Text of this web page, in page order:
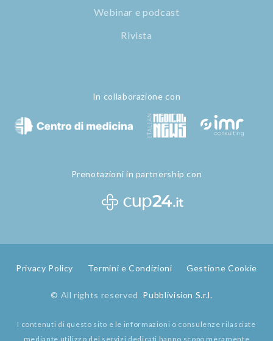
Webinar e podcast
Rivista
In collaborazione con
Prenotazioni in partnership con
Privacy Policy Termini e Condizioni Gestione Cookie
© All rights reserved Pubblivision S.r.l.
I contenuti di questo sito e le informazioni o consulenze rilasciate
mediante utilizzo dei servizi dedicati hanno scopo meramente